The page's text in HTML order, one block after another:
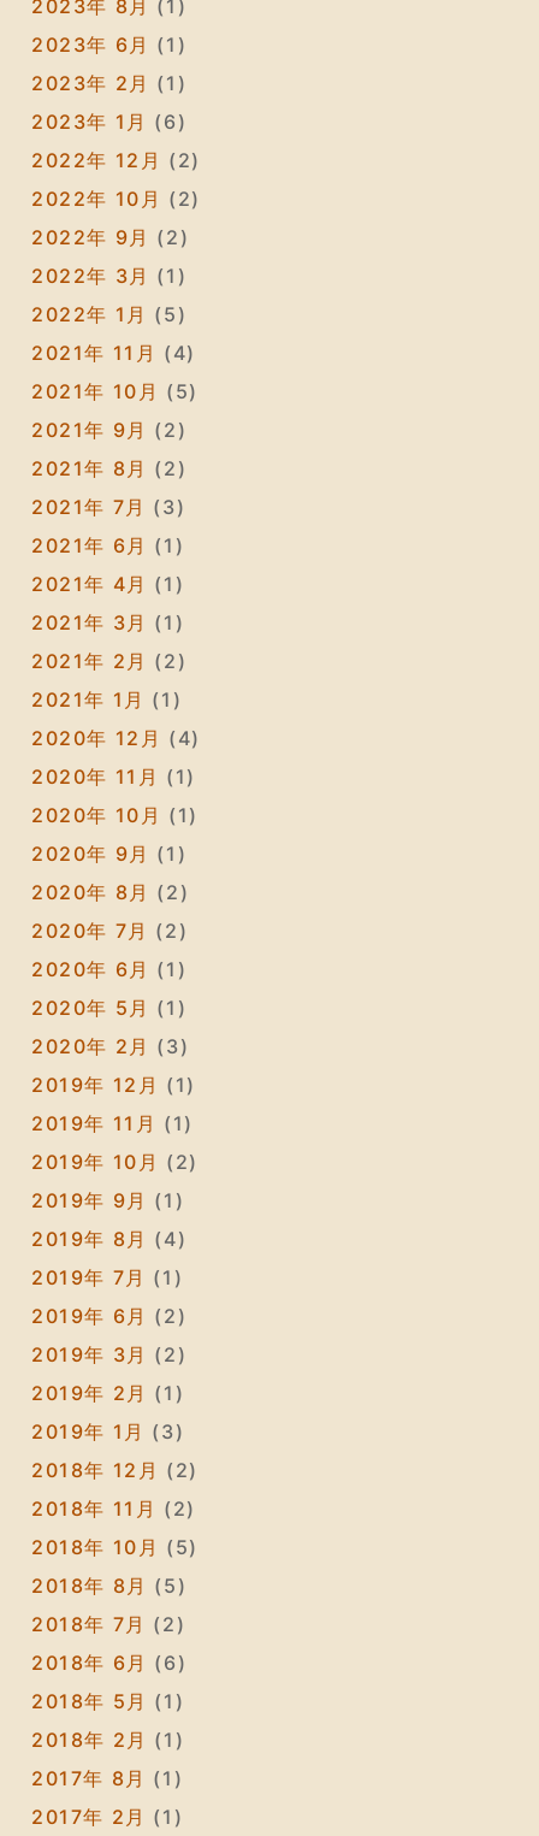
2023年 8月 (1)
2023年 6月 (1)
2023年 2月 (1)
2023年 1月 (6)
2022年 12月 (2)
2022年 10月 (2)
2022年 9月 (2)
2022年 3月 (1)
2022年 1月 (5)
2021年 11月 (4)
2021年 10月 (5)
2021年 9月 (2)
2021年 8月 (2)
2021年 7月 (3)
2021年 6月 (1)
2021年 4月 (1)
2021年 3月 (1)
2021年 2月 (2)
2021年 1月 (1)
2020年 12月 (4)
2020年 11月 (1)
2020年 10月 (1)
2020年 9月 (1)
2020年 8月 (2)
2020年 7月 (2)
2020年 6月 (1)
2020年 5月 (1)
2020年 2月 (3)
2019年 12月 (1)
2019年 11月 (1)
2019年 10月 (2)
2019年 9月 (1)
2019年 8月 (4)
2019年 7月 (1)
2019年 6月 (2)
2019年 3月 (2)
2019年 2月 (1)
2019年 1月 (3)
2018年 12月 (2)
2018年 11月 (2)
2018年 10月 (5)
2018年 8月 (5)
2018年 7月 (2)
2018年 6月 (6)
2018年 5月 (1)
2018年 2月 (1)
2017年 8月 (1)
2017年 2月 (1)